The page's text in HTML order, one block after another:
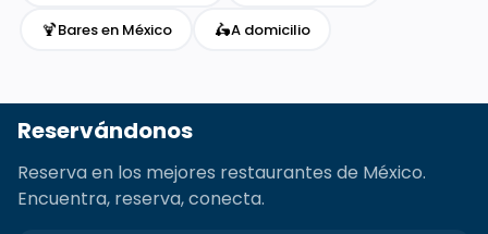
🍹Bares en México 🛵A domicilio
Reservándonos
Reserva en los mejores restaurantes de México.
Encuentra, reserva, conecta.